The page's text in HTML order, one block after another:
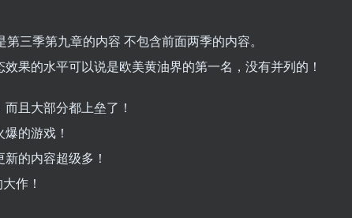
三季第九章的内容 不包含前面两季的内容。
果的水平可以说是欧美黄油界的第一名，没有并列的！
且大部分都上垒了！
的游戏！
的内容超级多！
作！